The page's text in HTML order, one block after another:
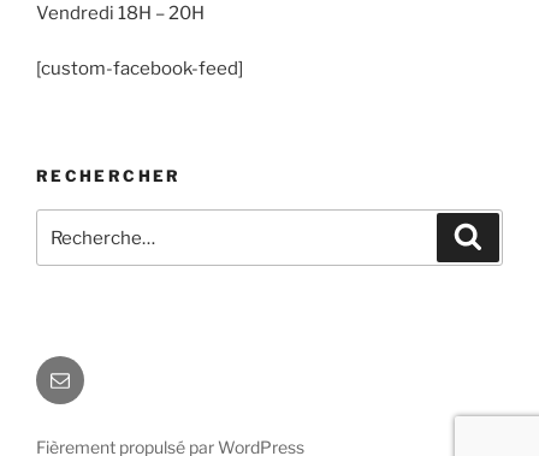
Vendredi 18H – 20H
[custom-facebook-feed]
RECHERCHER
pour
E-
mail
Fièrement propulsé par WordPress